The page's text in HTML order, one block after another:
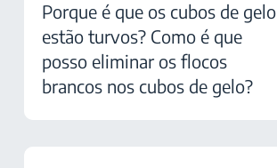
Porque é que os cubos de gelo
estão turvos? Como é que
posso eliminar os flocos
brancos nos cubos de gelo?